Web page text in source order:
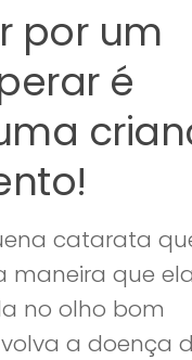
por um
é
catarata
maneira que
no olho bom
a doença